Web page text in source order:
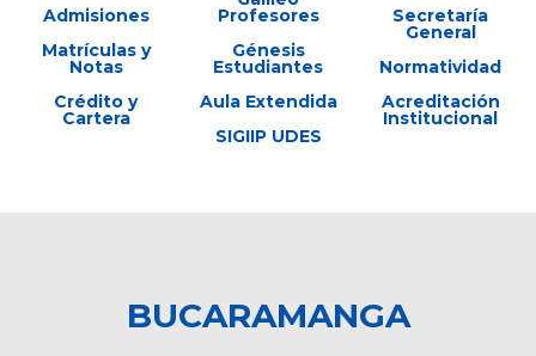
Admisiones
Matrículas y
Notas
Crédito y
Cartera
Profesores
Génesis
Estudiantes
Aula Extendida
SIGIIP UDES
Secretaría
General
Normatividad
Acreditación
Institucional
BUCARAMANGA